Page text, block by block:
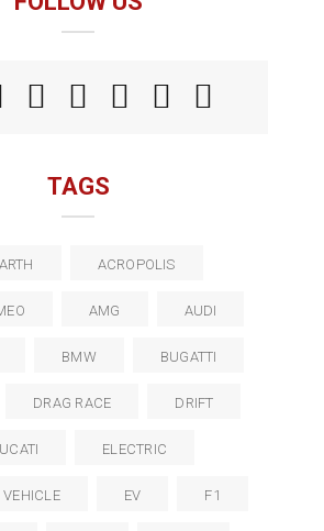
TAGS
ACROPOLIS
AMG AUDI
BMW BUGATTI
DRAG RACE DRIFT
ELECTRIC
VEHICLE EV F1